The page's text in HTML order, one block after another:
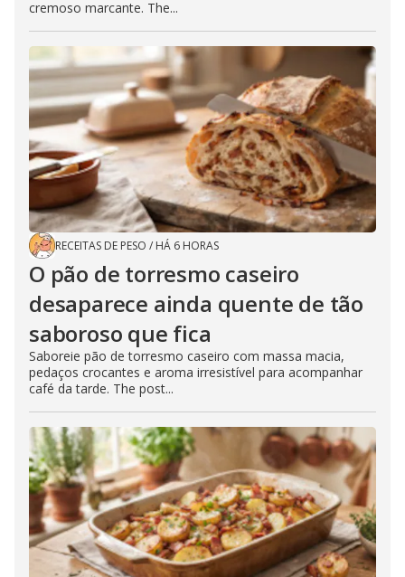
cremoso marcante. The...
RECEITAS DE PESO / HÁ 6 HORAS
O pão de torresmo caseiro
desaparece ainda quente de tão
saboroso que fica
Saboreie pão de torresmo caseiro com massa macia,
pedaços crocantes e aroma irresistível para acompanhar
café da tarde. The post...